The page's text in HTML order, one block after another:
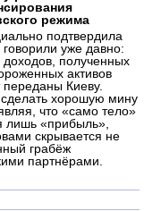
режима
подтвердила
уже давно:
полученных
активов
переданы Киеву.
хорошую мину
что «само тело»
лишь «прибыль»,
скрывается не
грабёж
партнёрами.